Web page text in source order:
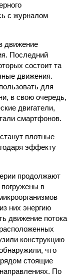
с журналом
движение
Последний
состоит та
движения.
для
в свою очередь,
двигатели,
смартфонов.
плотные
эффекту
продолжают
погружены в
них энергию
движение потока
конструкцию
что
стоящие
По